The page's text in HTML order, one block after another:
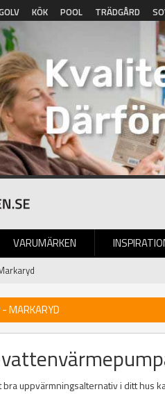
KÖK POOL TRÄDGÅRD
VARUMÄRKEN
BILDGALLERI
MARKARYD
uppvärmningsalternativ i ditt hus